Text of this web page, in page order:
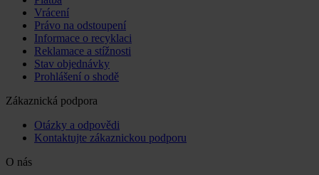
Vrácení
Právo na odstoupení
Informace o recyklaci
Reklamace a stížnosti
Stav objednávky
Prohlášení o shodě
Zákaznická podpora
Otázky a odpovědi
Kontaktujte zákaznickou podporu
O nás